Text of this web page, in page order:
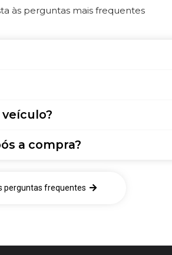
às perguntas mais frequentes
a compra?
perguntas frequentes